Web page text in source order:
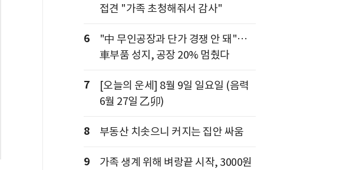
접견 "가족 초청해줘서 감사"
6
"中 무인공장과 단가 경쟁 안 돼"…
車부품 성지, 공장 20% 멈췄다
7
[오늘의 운세] 8월 9일 일요일 (음력
6월 27일 乙卯)
8 부동산 치솟으니 커지는 집안 싸움
9
가족 생계 위해 벼랑끝 시작, 3000원